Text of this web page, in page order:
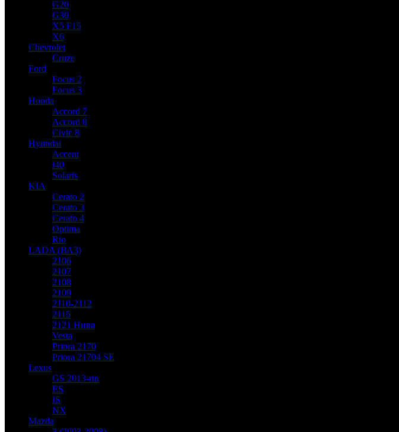
G20
G30
X5 F15
X6
Chevrolet
Cruze
Ford
Focus 2
Focus 3
Honda
Accord 7
Accord 8
Civic 8
Hyundai
Accent
i40
Solaris
KIA
Cerato 2
Cerato 3
Cerato 4
Optima
Rio
LADA (ВАЗ)
2106
2107
2108
2109
2110-2112
2115
2121 Нива
Vesta
Priora 2170
Priora 21704 SE
Lexus
GS 2013-нв
ES
IS
NX
Mazda